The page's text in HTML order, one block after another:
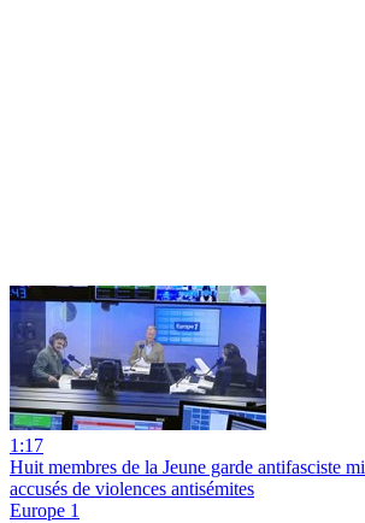
1:17
Huit membres de la Jeune garde antifasciste
accusés de violences antisémites
Europe 1